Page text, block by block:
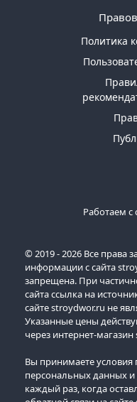
Политика
Работаем с
© 2019 - 2026 Все
информации с сайта
запрещена. При
сайта ссылка на
сайте stroydwor.ru не
Указанные цены
через интернет-
Вы принимаете
персональных данных и
каждый раз, когда